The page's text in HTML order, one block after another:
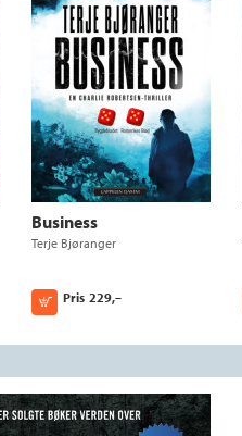
Business
Terje Bjøranger
Pris 229,–
Kjøp